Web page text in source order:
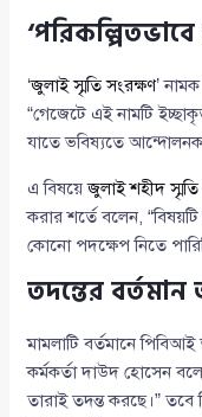
‘জুলাই স্মৃতি সংরক্ষণ’
“গেজেটে এই নামটি
যাতে ভবিষ্যতে
এ বিষয়েজুলাই শহীদ
করার শর্তে বলেন,
কোনো পদক্ষেপ নিতে
তদন্তের বর্তমান
মামলাটি বর্তমানে পিবিআই
কর্মকর্তা দাউদ হোসেন
তারাই তদন্ত করছে।” তবে